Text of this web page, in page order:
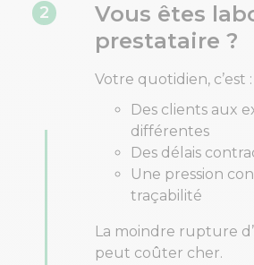
2
Vous êtes
prestataire ?
Votre quotidien, c’est :
Des clients aux
différentes
Des délais
Une pression
traçabilité
La moindre rupture
peut coûter cher.